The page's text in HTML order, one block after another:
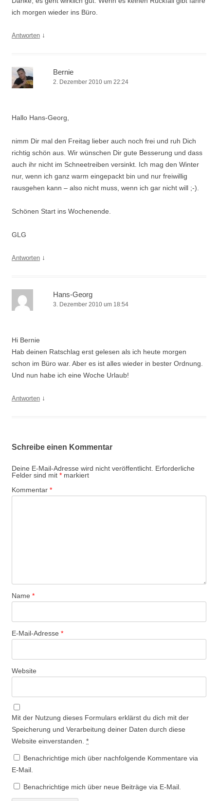
ich morgen wieder ins Büro.
Antworten ↓
Bernie
2. Dezember 2010 um 22:24
Hallo Hans-Georg,
nimm Dir mal den Freitag lieber auch noch frei und ruh Dich
richtig schön aus. Wir wünschen Dir gute Besserung und dass
auch ihr nicht im Schneetreiben versinkt. Ich mag den Winter
nur, wenn ich ganz warm eingepackt bin und nur freiwillig
rausgehen kann – also nicht muss, wenn ich gar nicht will ;-).
Schönen Start ins Wochenende.
GLG
Antworten ↓
Hans-Georg
3. Dezember 2010 um 18:54
Hi Bernie
Hab deinen Ratschlag erst gelesen als ich heute morgen
schon im Büro war. Aber es ist alles wieder in bester Ordnung.
Und nun habe ich eine Woche Urlaub!
Antworten ↓
Schreibe einen Kommentar
Deine E-Mail-Adresse wird nicht veröffentlicht. Erforderliche
Felder sind mit * markiert
Kommentar *
Name *
E-Mail-Adresse *
Website
Mit der Nutzung dieses Formulars erklärst du dich mit der
Speicherung und Verarbeitung deiner Daten durch diese
Website einverstanden. *
Benachrichtige mich über nachfolgende Kommentare via
E-Mail.
Benachrichtige mich über neue Beiträge via E-Mail.